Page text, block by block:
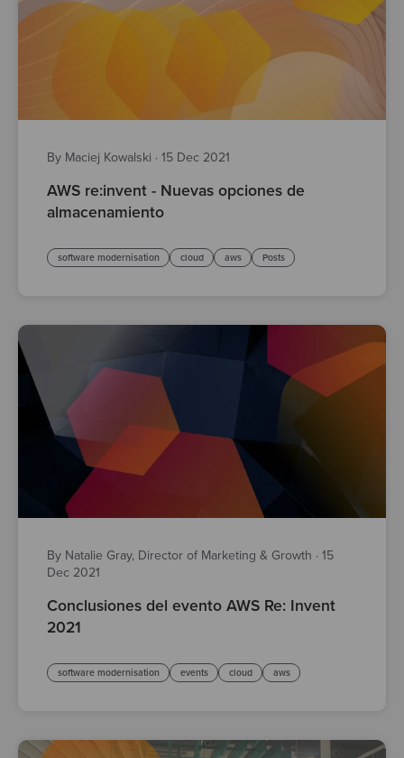
By Maciej Kowalski · 15 Dec 2021
AWS re:invent - Nuevas opciones de
almacenamiento
software modernisation cloud aws Posts
By Natalie Gray, Director of Marketing & Growth · 15
Dec 2021
Conclusiones del evento AWS Re: Invent
2021
software modernisation events cloud aws